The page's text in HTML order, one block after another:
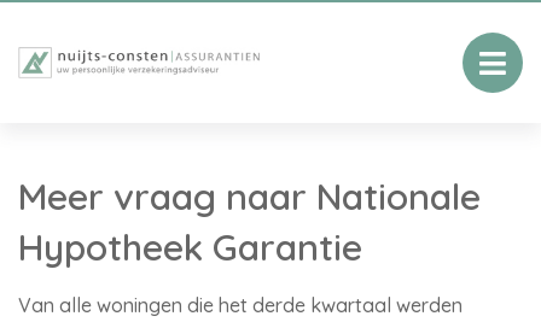
Meer vraag naar Nationale
Hypotheek Garantie
Van alle woningen die het derde kwartaal werden